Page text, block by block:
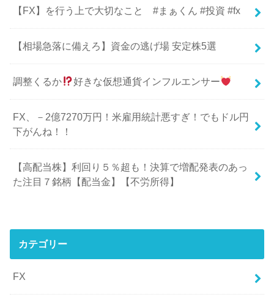
【FX】を行う上で大切なこと #まぁくん #投資 #fx
【相場急落に備えろ】資金の逃げ場 安定株5選
調整くるか 好きな仮想通貨インフルエンサー
FX、－2億7270万円！米雇用統計悪すぎ！でもドル円
下がんね！！
【高配当株】利回り５％超も！決算で増配発表のあっ
た注目７銘柄【配当金】【不労所得】
カテゴリー
FX